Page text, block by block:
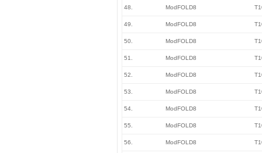
48. ModFOLD8
49. ModFOLD8
50. ModFOLD8
51. ModFOLD8
52. ModFOLD8
53. ModFOLD8
54. ModFOLD8
55. ModFOLD8
56. ModFOLD8